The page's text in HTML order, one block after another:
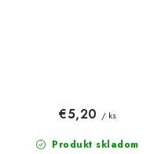
Produkt skladom
€5,20 / ks